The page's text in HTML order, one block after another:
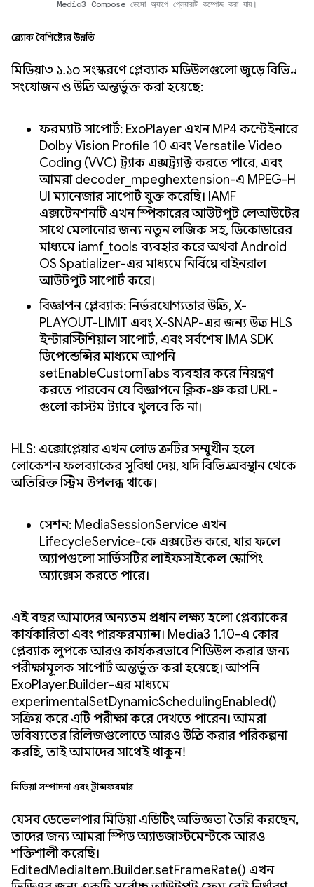
Media3 Compose ডেমো অ্যাপে প্লেয়ারটি কম্পোজ করা যায়।
প্লেব্যাক বৈশিষ্ট্যের উন্নতি
মিডিয়া৩ ১.১০ সংস্করণে প্লেব্যাক মডিউলগুলো জুড়ে বিভিন্ন
সংযোজন ও উন্নতি অন্তর্ভুক্ত করা হয়েছে:
ফরম্যাট সাপোর্ট: ExoPlayer এখন MP4 কন্টেইনারে
Dolby Vision Profile 10 এবং Versatile Video
Coding (VVC) ট্র্যাক এক্সট্র্যাক্ট করতে পারে, এবং
আমরা decoder_mpeghextension-এ MPEG-H
UI ম্যানেজার সাপোর্ট যুক্ত করেছি। IAMF
এক্সটেনশনটি এখন স্পিকারের আউটপুট লেআউটের
সাথে মেলানোর জন্য নতুন লজিক সহ, ডিকোডারের
মাধ্যমে iamf_tools ব্যবহার করে অথবা Android
OS Spatializer-এর মাধ্যমে নির্বিঘ্নে বাইনরাল
আউটপুট সাপোর্ট করে।
বিজ্ঞাপন প্লেব্যাক: নির্ভরযোগ্যতার উন্নতি, X-
PLAYOUT-LIMIT এবং X-SNAP-এর জন্য উন্নত HLS
ইন্টারস্টিশিয়াল সাপোর্ট, এবং সর্বশেষ IMA SDK
ডিপেন্ডেন্সির মাধ্যমে আপনি
setEnableCustomTabs ব্যবহার করে নিয়ন্ত্রণ
করতে পারবেন যে বিজ্ঞাপনে ক্লিক-থ্রু করা URL-
গুলো কাস্টম ট্যাবে খুলবে কি না।
HLS: এক্সোপ্লেয়ার এখন লোড ত্রুটির সম্মুখীন হলে
লোকেশন ফলব্যাকের সুবিধা দেয়, যদি বিভিন্ন অবস্থান থেকে
অতিরিক্ত স্ট্রিম উপলব্ধ থাকে।
সেশন: MediaSessionService এখন
LifecycleService-কে এক্সটেন্ড করে, যার ফলে
অ্যাপগুলো সার্ভিসটির লাইফসাইকেল স্কোপিং
অ্যাক্সেস করতে পারে।
এই বছর আমাদের অন্যতম প্রধান লক্ষ্য হলো প্লেব্যাকের
কার্যকারিতা এবং পারফরম্যান্স। Media3 1.10-এ কোর
প্লেব্যাক লুপকে আরও কার্যকরভাবে শিডিউল করার জন্য
পরীক্ষামূলক সাপোর্ট অন্তর্ভুক্ত করা হয়েছে। আপনি
ExoPlayer.Builder-এর মাধ্যমে
experimentalSetDynamicSchedulingEnabled()
সক্রিয় করে এটি পরীক্ষা করে দেখতে পারেন। আমরা
ভবিষ্যতের রিলিজগুলোতে আরও উন্নতি করার পরিকল্পনা
করছি, তাই আমাদের সাথেই থাকুন!
মিডিয়া সম্পাদনা এবং ট্রান্সফরমার
যেসব ডেভেলপার মিডিয়া এডিটিং অভিজ্ঞতা তৈরি করছেন,
তাদের জন্য আমরা স্পিড অ্যাডজাস্টমেন্টকে আরও
শক্তিশালী করেছি।
EditedMediaItem.Builder.setFrameRate() এখন